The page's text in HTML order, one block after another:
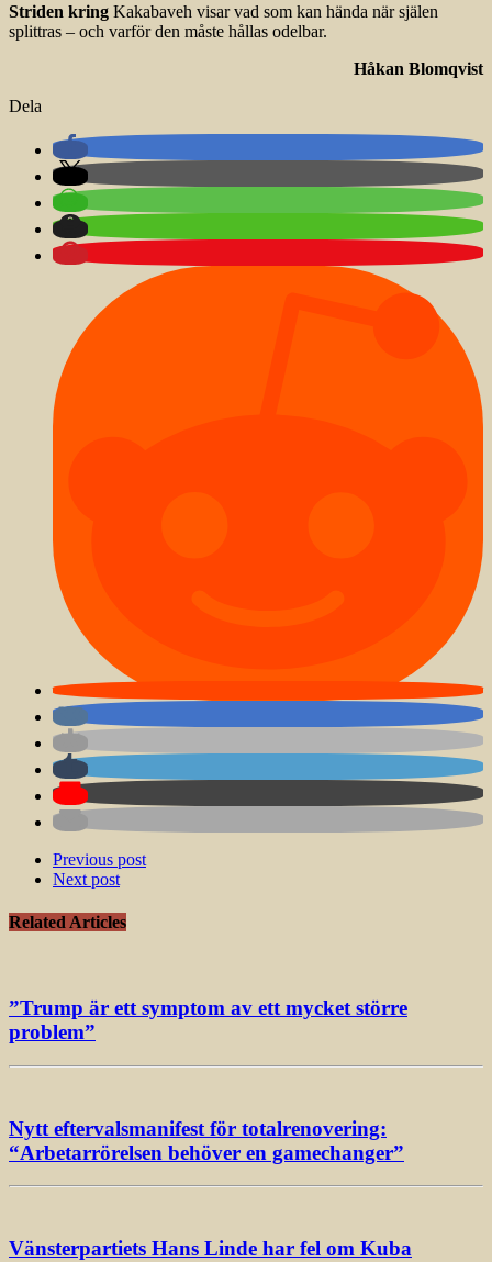
Striden kring Kakabaveh visar vad som kan hända när själen
splittras – och varför den måste hållas odelbar.
Håkan Blomqvist
Dela
Previous post
Next post
Related Articles
”Trump är ett symptom av ett mycket större
problem”
Nytt eftervalsmanifest för totalrenovering:
“Arbetarrörelsen behöver en gamechanger”
Vänsterpartiets Hans Linde har fel om Kuba